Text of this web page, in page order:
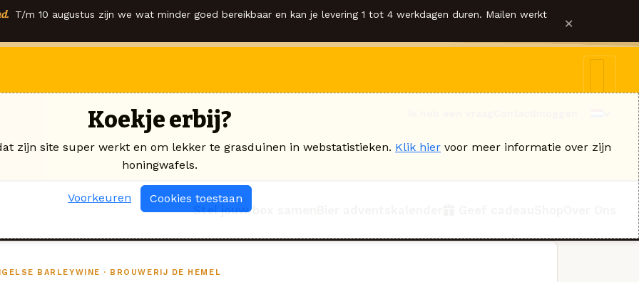
T/m 10 augustus zijn we wat minder goed bereikbaar en kan je levering 1 tot 4 werkdagen duren. Mailen werkt
×
Stel jouw box samen
BARLEYWINE · BROUWERIJ DE HEMEL
Koekje erbij?
zijn site super werkt en om lekker te grasduinen in webstatistieken. Klik hier voor meer informatie over zijn
honingwafels.
Voorkeuren Cookies toestaan